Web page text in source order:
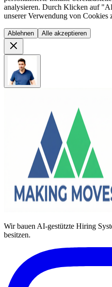
analysieren. Durch Klicken auf
unserer Verwendung von Cookies
Ablehnen Alle akzeptieren
Wir bauen AI-gestützte Hiring
besitzen.